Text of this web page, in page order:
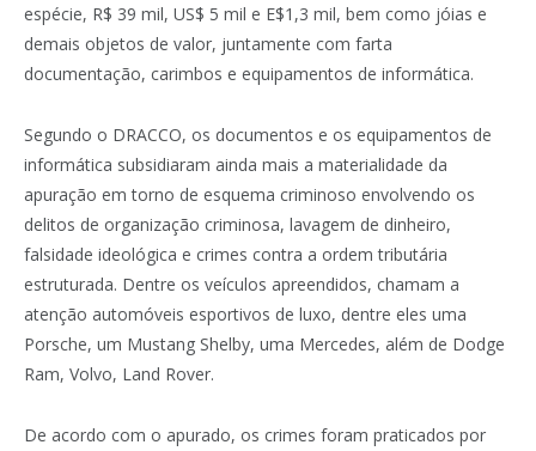
espécie, R$ 39 mil, US$ 5 mil e E$1,3 mil, bem como jóias e
demais objetos de valor, juntamente com farta
documentação, carimbos e equipamentos de informática.
Segundo o DRACCO, os documentos e os equipamentos de
informática subsidiaram ainda mais a materialidade da
apuração em torno de esquema criminoso envolvendo os
delitos de organização criminosa, lavagem de dinheiro,
falsidade ideológica e crimes contra a ordem tributária
estruturada. Dentre os veículos apreendidos, chamam a
atenção automóveis esportivos de luxo, dentre eles uma
Porsche, um Mustang Shelby, uma Mercedes, além de Dodge
Ram, Volvo, Land Rover.
De acordo com o apurado, os crimes foram praticados por